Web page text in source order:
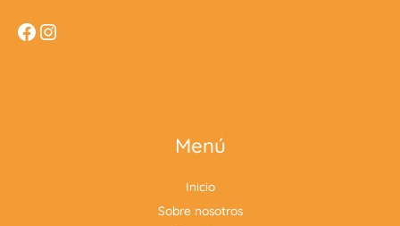
Menú
Inicio
Sobre nosotros